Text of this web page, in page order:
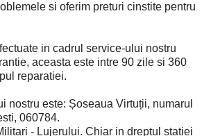
si oferim preturi cinstite pentru
in cadrul service-ului nostru
aceasta este intre 90 zile si 360
reparatiei.
nostru este: Șoseaua Virtuții, numarul
060784.
- Lujerului. Chiar in dreptul stației